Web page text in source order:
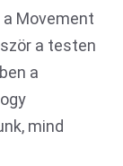
Movement
a testen
a
mind